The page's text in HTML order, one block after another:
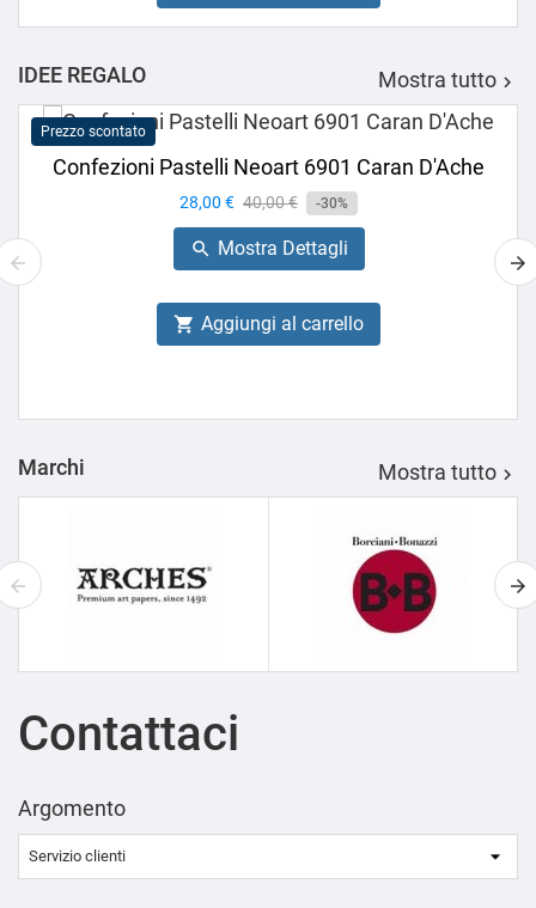
IDEE REGALO Mostra tutto 
Prezzo scontato
Confezioni Pastelli Neoart 6901 Caran D'Ache
Prezzo
28,00 € Prezzo
base
40,00 € -30%
 Mostra Dettagli
 Aggiungi al carrello
Marchi Mostra tutto 
Contattaci
Argomento